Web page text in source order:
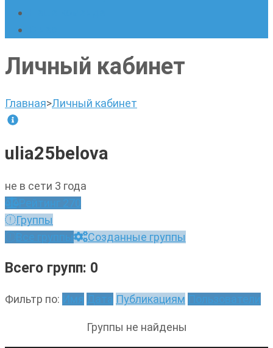
Личный кабинет
Главная>Личный кабинет
ulia25belova
не в сети 3 года
Рейтинг 270
Группы
Все группы
Созданные группы
Всего групп: 0
Фильтр по: Имя Дата Публикациям Пользователи
Группы не найдены